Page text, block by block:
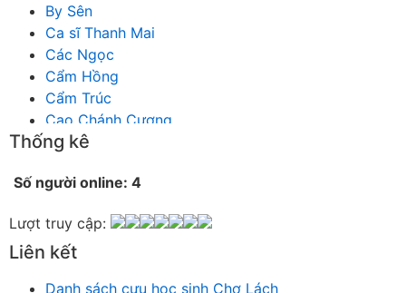
By Sên
Ca sĩ Thanh Mai
Các Ngọc
Cẩm Hồng
Cẩm Trúc
Cao Chánh Cương
Cao Nhật Quyên
Chích Chị
Chu Trầm Nguyên Minh
Cò Bằng
Thống kê
Số người online: 4
Lượt truy cập:
Liên kết
Danh sách cựu học sinh Chợ Lách